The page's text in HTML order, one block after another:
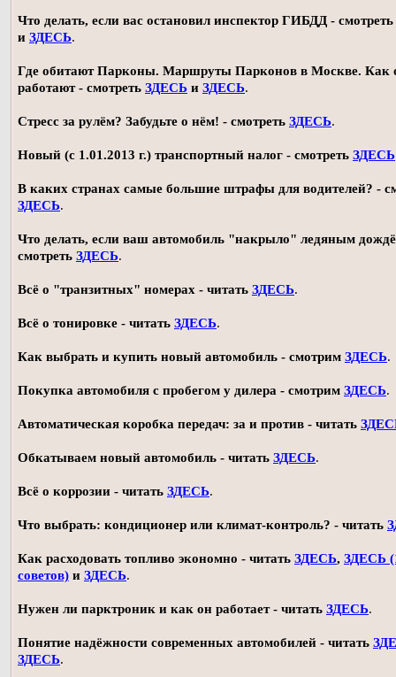
Что делать, если вас остановил инспектор ГИБДД - смотреть
и ЗДЕСЬ.
Где обитают Парконы. Маршруты Парконов в Москве. Как
работают - смотреть ЗДЕСЬ и ЗДЕСЬ.
Стресс за рулём? Забудьте о нём! - смотреть ЗДЕСЬ.
Новый (с 1.01.2013 г.) транспортный налог - смотреть ЗДЕСЬ
В каких странах самые большие штрафы для водителей? -
ЗДЕСЬ.
Что делать, если ваш автомобиль "накрыло" ледяным
смотреть ЗДЕСЬ.
Всё о "транзитных" номерах - читать ЗДЕСЬ.
Всё о тонировке - читать ЗДЕСЬ.
Как выбрать и купить новый автомобиль - смотрим ЗДЕСЬ.
Покупка автомобиля с пробегом у дилера - смотрим ЗДЕСЬ.
Автоматическая коробка передач: за и против - читать
Обкатываем новый автомобиль - читать ЗДЕСЬ.
Всё о коррозии - читать ЗДЕСЬ.
Что выбрать: кондиционер или климат-контроль? - читать
Как расходовать топливо экономно - читать ЗДЕСЬ, ЗДЕСЬ
советов) и ЗДЕСЬ.
Нужен ли парктроник и как он работает - читать ЗДЕСЬ.
Понятие надёжности современных автомобилей - читать
ЗДЕСЬ.